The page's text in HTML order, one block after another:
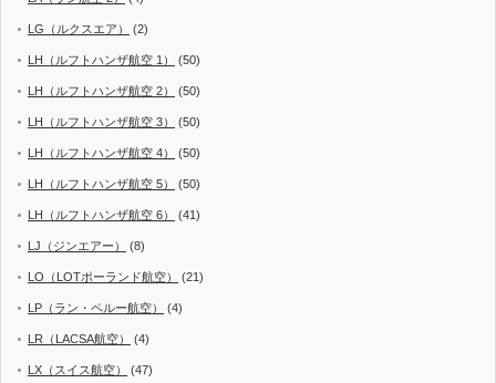
LG（ルクスエア） (2)
LH（ルフトハンザ航空 1） (50)
LH（ルフトハンザ航空 2） (50)
LH（ルフトハンザ航空 3） (50)
LH（ルフトハンザ航空 4） (50)
LH（ルフトハンザ航空 5） (50)
LH（ルフトハンザ航空 6） (41)
LJ（ジンエアー） (8)
LO（LOTポーランド航空） (21)
LP（ラン・ペルー航空） (4)
LR（LACSA航空） (4)
LX（スイス航空） (47)